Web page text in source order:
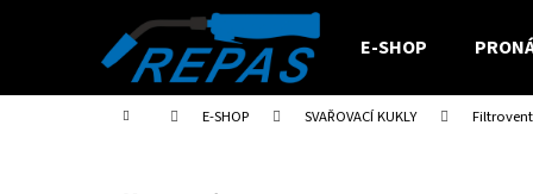
E-SHOP
Domů E-SHOP SVAŘOVACÍ KUKLY
í
Zpět
do
Zpět
do